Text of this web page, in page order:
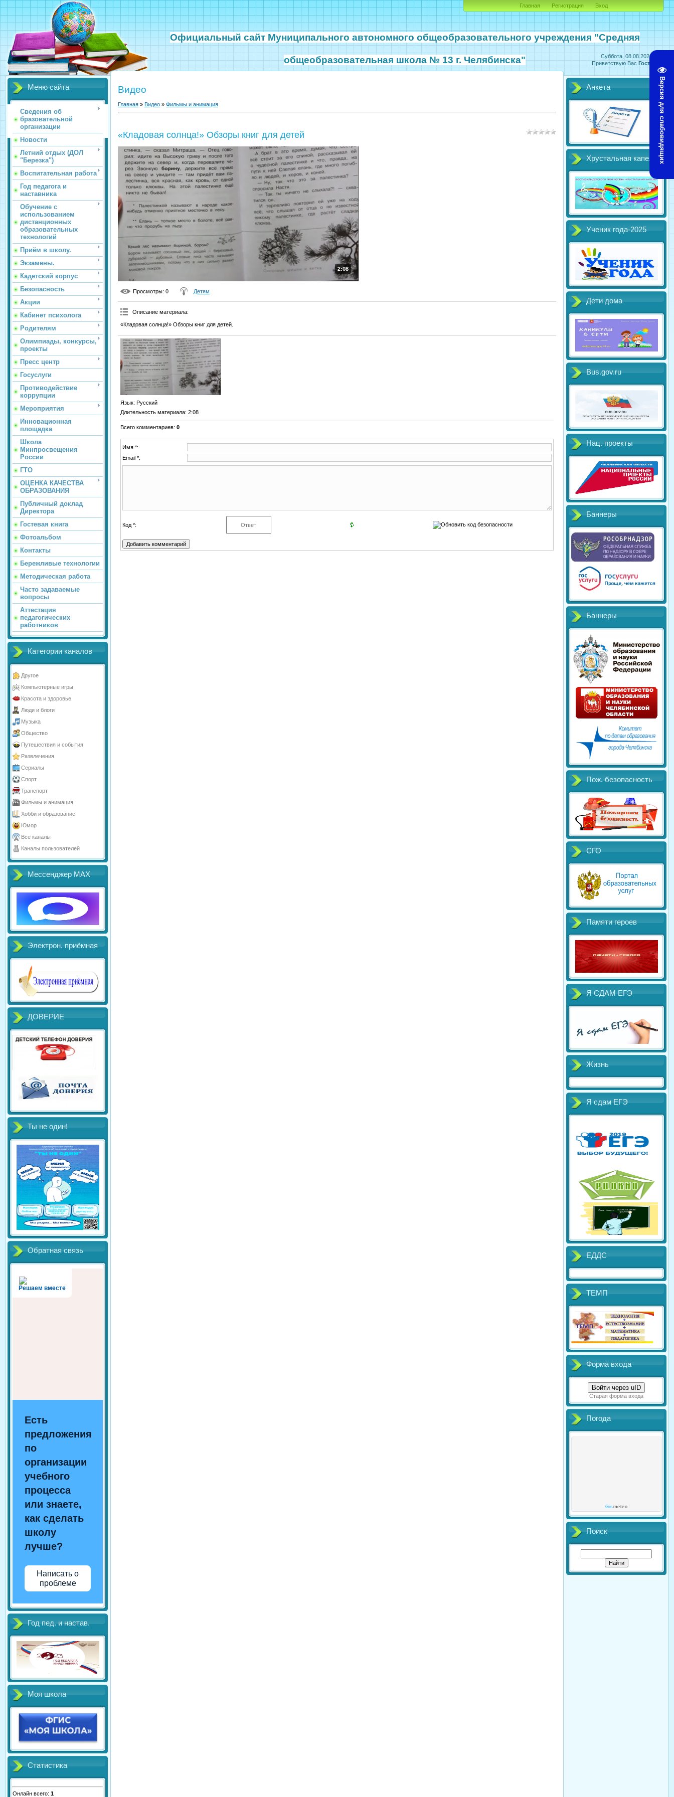
Версия для слабовидящих
Суббота, 08.08.2026, 10:17
Приветствую Вас Гость
Официальный сайт Муниципального автономного общеобразовательного учреждения "Средняя
общеобразовательная школа № 13 г. Челябинска"
Главная Регистрация Вход
Меню сайта
Сведения об
бразовательной
организации
Новости
Летний отдых (ДОЛ
"Березка")
Воспитательная работа
Год педагога и
наставника
Обучение с
использованием
дистанционных
образовательных
технологий
Приём в школу.
Экзамены.
Кадетский корпус
Безопасность
Акции
Кабинет психолога
Родителям
Олимпиады, конкурсы,
проекты
Пресс центр
Госуслуги
Противодействие
коррупции
Мероприятия
Инновационная
площадка
Школа
Минпросвещения
России
ГТО
ОЦЕНКА КАЧЕСТВА
ОБРАЗОВАНИЯ
Публичный доклад
Директора
Гостевая книга
Фотоальбом
Контакты
Бережливые технологии
Методическая работа
Часто задаваемые
вопросы
Аттестация
педагогических
работников
Категории каналов
Другое
Компьютерные игры
Красота и здоровье
Люди и блоги
Музыка
Общество
Путешествия и события
Развлечения
Сериалы
Спорт
Транспорт
Фильмы и анимация
Хобби и образование
Юмор
Все каналы
Каналы пользователей
Мессенджер МАХ
Электрон. приёмная
ДОВЕРИЕ
Ты не один!
Обратная связь
Решаем вместе
Есть
предложения
по
организации
учебного
процесса
или знаете,
как сделать
школу
лучше?
Написать о
проблеме
Год пед. и настав.
Моя школа
Статистика
Онлайн всего: 1
Видео
Главная » Видео » Фильмы и анимация
«Кладовая солнца!» Обзоры книг для детей
2:08
Просмотры: 0 Детям
Описание материала:
«Кладовая солнца!» Обзоры книг для детей.
Язык: Русский
Длительность материала: 2:08
Всего комментариев: 0
Имя *:
Email *:
Код *:
Анкета
Хрустальная капель
Ученик года-2025
Дети дома
Bus.gov.ru
Нац. проекты
Баннеры
Баннеры
Пож. безопасность
СГО
Памяти героев
Я СДАМ ЕГЭ
Жизнь
Я сдам ЕГЭ
ЕДДС
ТЕМП
Форма входа
Войти через uID
Старая форма входа
Погода
Gismeteo
Поиск